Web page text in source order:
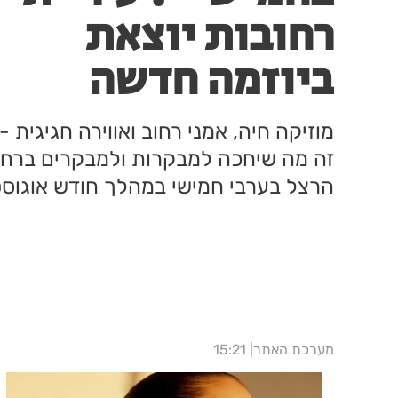
רחובות יוצאת
ביוזמה חדשה
לעידוד העסקים
במרכז העיר
מוזיקה חיה, אמני רחוב ואווירה חגיגית -
זה מה שיחכה למבקרות ולמבקרים
הרצל בערבי חמישי במהלך חודש
מערכת האתר 15:21